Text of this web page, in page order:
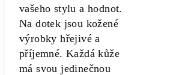
vašeho stylu a hodnot.
Na dotek jsou kožené
výrobky hřejivé a
příjemné. Každá kůže
má svou jedinečnou